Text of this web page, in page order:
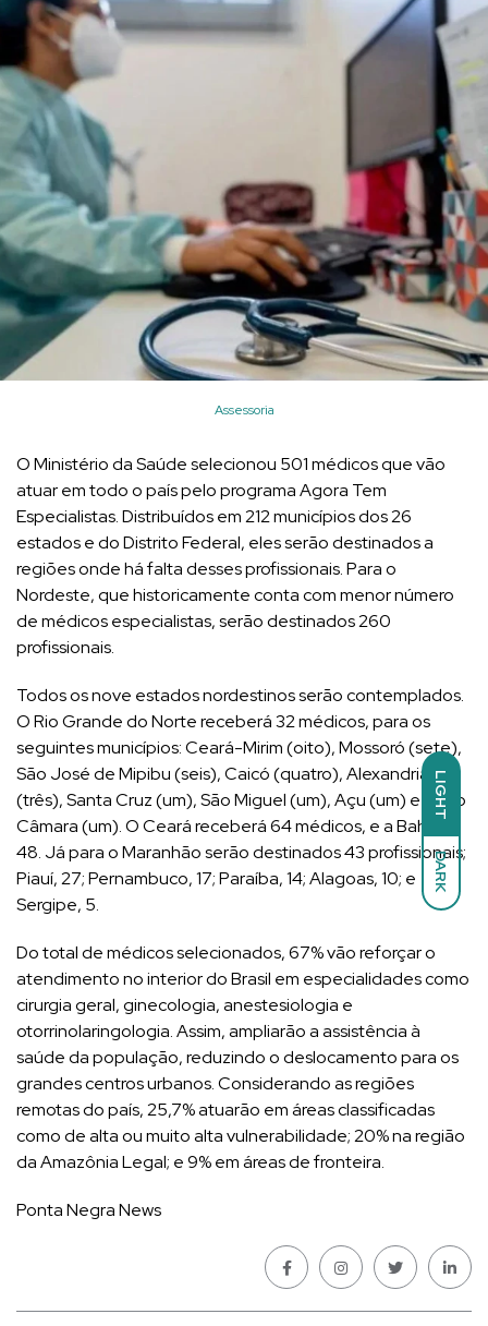
LIGHT
DARK
Assessoria
O Ministério da Saúde selecionou 501 médicos que vão
atuar em todo o país pelo programa Agora Tem
Especialistas. Distribuídos em 212 municípios dos 26
estados e do Distrito Federal, eles serão destinados a
regiões onde há falta desses profissionais. Para o
Nordeste, que historicamente conta com menor número
de médicos especialistas, serão destinados 260
profissionais.
Todos os nove estados nordestinos serão contemplados.
O Rio Grande do Norte receberá 32 médicos, para os
seguintes municípios: Ceará-Mirim (oito), Mossoró (sete),
São José de Mipibu (seis), Caicó (quatro), Alexandria
(três), Santa Cruz (um), São Miguel (um), Açu (um) e João
Câmara (um). O Ceará receberá 64 médicos, e a Bahia,
48. Já para o Maranhão serão destinados 43 profissionais;
Piauí, 27; Pernambuco, 17; Paraíba, 14; Alagoas, 10; e
Sergipe, 5.
Do total de médicos selecionados, 67% vão reforçar o
atendimento no interior do Brasil em especialidades como
cirurgia geral, ginecologia, anestesiologia e
otorrinolaringologia. Assim, ampliarão a assistência à
saúde da população, reduzindo o deslocamento para os
grandes centros urbanos. Considerando as regiões
remotas do país, 25,7% atuarão em áreas classificadas
como de alta ou muito alta vulnerabilidade; 20% na região
da Amazônia Legal; e 9% em áreas de fronteira.
Ponta Negra News